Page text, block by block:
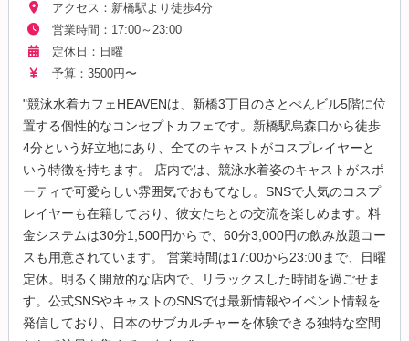
アクセス：新橋駅より徒歩4分
営業時間：17:00～23:00
定休日：日曜
予算：3500円〜
"競泳水着カフェHEAVENは、新橋3丁目のさとぺんビル5階に位
置する個性的なコンセプトカフェです。新橋駅烏森口から徒歩
4分という好立地にあり、全てのキャストがコスプレイヤーと
いう特徴を持ちます。 店内では、競泳水着姿のキャストがスポ
ーティで可愛らしい雰囲気でおもてなし。SNSで人気のコスプ
レイヤーも在籍しており、彼女たちとの交流を楽しめます。料
金システムは30分1,500円からで、60分3,000円の飲み放題コー
スも用意されています。 営業時間は17:00から23:00まで、日曜
定休。明るく開放的な店内で、リラックスした時間を過ごせま
す。公式SNSやキャストのSNSでは最新情報やイベント情報を
発信しており、日本のサブカルチャーを体験できる独特な空間